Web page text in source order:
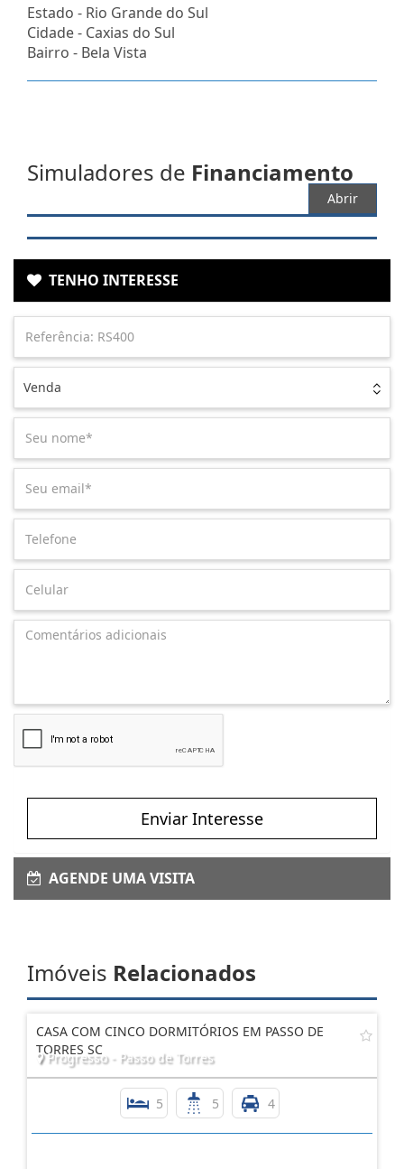
Estado - Rio Grande do Sul
Cidade - Caxias do Sul
Bairro - Bela Vista
Simuladores de Financiamento
Abrir
TENHO INTERESSE
Venda
Enviar Interesse
AGENDE UMA VISITA
Imóveis Relacionados
CASA COM CINCO DORMITÓRIOS EM PASSO DE
TORRES SC
Progresso - Passo de Torres
5 5 4